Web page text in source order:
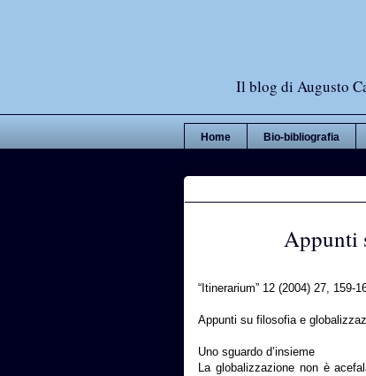
Il blog di Augusto
Home Bio-bibliografia
Appunti
“Itinerarium” 12 (2004) 27, 159-
Appunti su filosofia e
Uno sguardo d’insieme
La globalizzazione non è